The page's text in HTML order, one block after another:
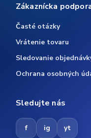
Zákaznícka
Časté otázky
Vrátenie tovaru
Sledovanie
Ochrana osobných
Sledujte nás
f ig yt